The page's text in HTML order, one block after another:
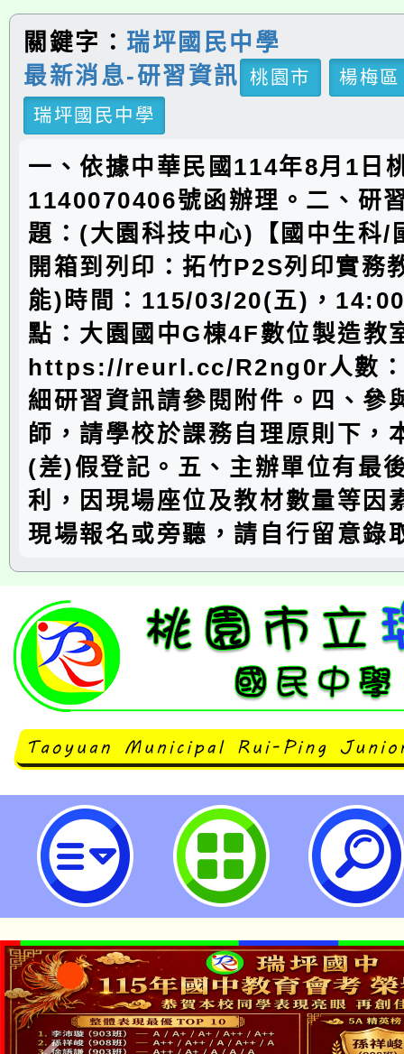
關鍵字： 瑞坪國民中學
最新消息-研習資訊
桃園市
楊梅區
瑞坪國民中學
一、依據中華民國114年8月1日
1140070406號函辦理。二、研
題：(大園科技中心)【國中生科/
開箱到列印：拓竹P2S列印實務
能)時間：115/03/20(五)，
點：大園國中G棟4F數位製造教
https://reurl.cc/R2ng0r人數：
細研習資訊請參閱附件。四、參
師，請學校於課務自理原則下，
(差)假登記。五、主辦單位有最
利，因現場座位及教材數量等因
現場報名或旁聽，請自行留意錄
大園自造教育及科技中心115年3
習-桃園市立瑞坪國民中學